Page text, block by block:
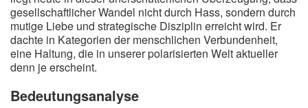
gesellschaftlicher Wandel nicht durch Hass, sondern durch
mutige Liebe und strategische Disziplin erreicht wird. Er
dachte in Kategorien der menschlichen Verbundenheit,
eine Haltung, die in unserer polarisierten Welt aktueller
denn je erscheint.
Bedeutungsanalyse